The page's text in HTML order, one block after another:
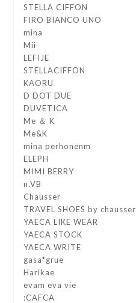
STELLA CIFFON
FIRO BIANCO UNO
mina
Mii
LEFIJE
STELLACIFFON
KAORU
D DOT DUE
DUVETICA
Me ＆ K
Me&K
mina perhonenm
ELEPH
MIMI BERRY
n.VB
Chausser
TRAVEL SHOES by chausser
YAECA LIKE WEAR
YAECA STOCK
YAECA WRITE
gasa*grue
Harikae
evam eva vie
:CAFCA